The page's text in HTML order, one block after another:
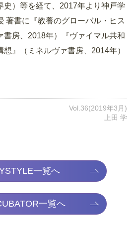
史）等を経て、2017年より神戸学
著書に『教養のグローバル・ヒス
書房、2018年）『ヴァイマル共和
』（ミネルヴァ書房、2014年）
Vol.36(2019年3月)
上田 学
一覧へ
一覧へ